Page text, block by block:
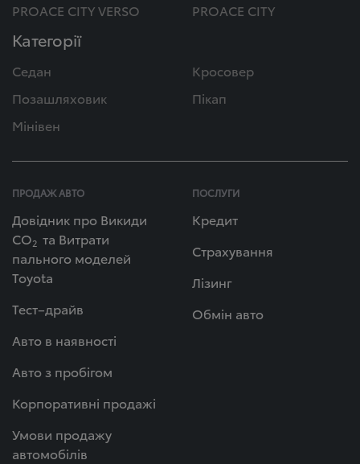
PROACE CITY VERSO
PROACE CITY
Категорії
Седан
Кросовер
Позашляховик
Пікап
Мінівен
ПРОДАЖ АВТО
Довідник про Викиди
СО2 та Витрати
пального моделей
Toyota
Тест–драйв
Авто в наявності
Авто з пробігом
Корпоративні продажі
Умови продажу
автомобілів
ПОСЛУГИ
Кредит
Страхування
Лізинг
Обмін авто